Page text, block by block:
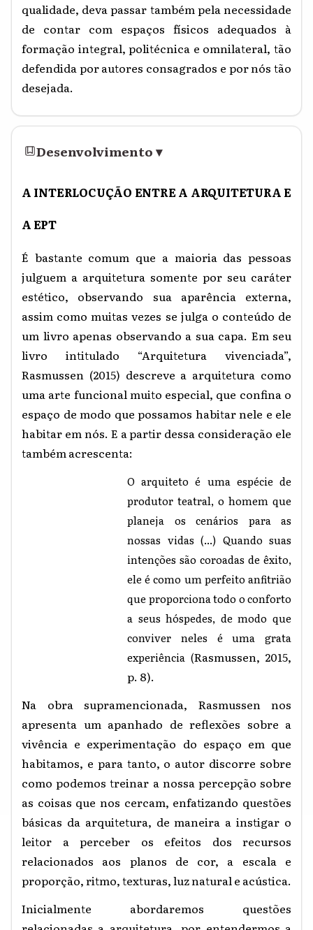
qualidade, deva passar também pela necessidade
de contar com espaços físicos adequados à
formação integral, politécnica e omnilateral, tão
defendida por autores consagrados e por nós tão
desejada.
Desenvolvimento▾
A INTERLOCUÇÃO ENTRE A ARQUITETURA E
A EPT
É bastante comum que a maioria das pessoas
julguem a arquitetura somente por seu caráter
estético, observando sua aparência externa,
assim como muitas vezes se julga o conteúdo de
um livro apenas observando a sua capa. Em seu
livro intitulado “Arquitetura vivenciada”,
Rasmussen (2015) descreve a arquitetura como
uma arte funcional muito especial, que confina o
espaço de modo que possamos habitar nele e ele
habitar em nós. E a partir dessa consideração ele
também acrescenta:
O arquiteto é uma espécie de
produtor teatral, o homem que
planeja os cenários para as
nossas vidas (...) Quando suas
intenções são coroadas de êxito,
ele é como um perfeito anfitrião
que proporciona todo o conforto
a seus hóspedes, de modo que
conviver neles é uma grata
experiência (Rasmussen, 2015,
p. 8).
Na obra supramencionada, Rasmussen nos
apresenta um apanhado de reflexões sobre a
vivência e experimentação do espaço em que
habitamos, e para tanto, o autor discorre sobre
como podemos treinar a nossa percepção sobre
as coisas que nos cercam, enfatizando questões
básicas da arquitetura, de maneira a instigar o
leitor a perceber os efeitos dos recursos
relacionados aos planos de cor, a escala e
proporção, ritmo, texturas, luz natural e acústica.
Inicialmente abordaremos questões